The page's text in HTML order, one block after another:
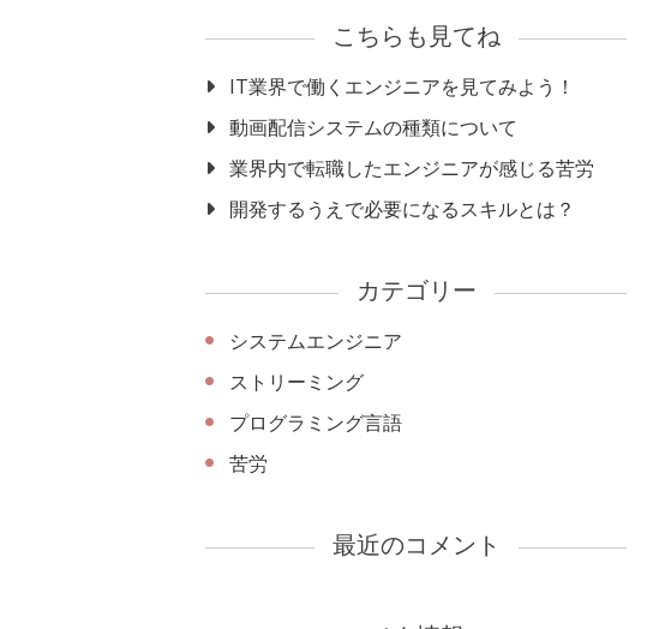
こちらも見てね
IT業界で働くエンジニアを見てみよう！
動画配信システムの種類について
業界内で転職したエンジニアが感じる苦労
開発するうえで必要になるスキルとは？
カテゴリー
システムエンジニア
ストリーミング
プログラミング言語
苦労
最近のコメント